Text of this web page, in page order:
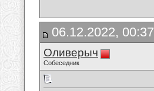
06.12.2022, 00:37
Оливерыч
Собеседник